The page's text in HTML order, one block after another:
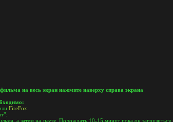
на весь экран нажмите наверху справа экрана
FireFox
а затем на паузу. Подождать 10-15 минут пока он загрузиться